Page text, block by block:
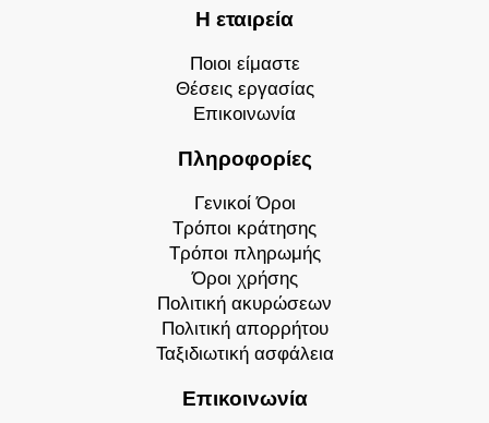
Η εταιρεία
Ποιοι είμαστε
Θέσεις εργασίας
Επικοινωνία
Πληροφορίες
Γενικοί Όροι
Τρόποι κράτησης
Τρόποι πληρωμής
Όροι χρήσης
Πολιτική ακυρώσεων
Πολιτική απορρήτου
Ταξιδιωτική ασφάλεια
Επικοινωνία